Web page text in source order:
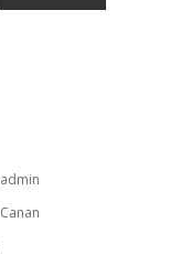
admin
Canan